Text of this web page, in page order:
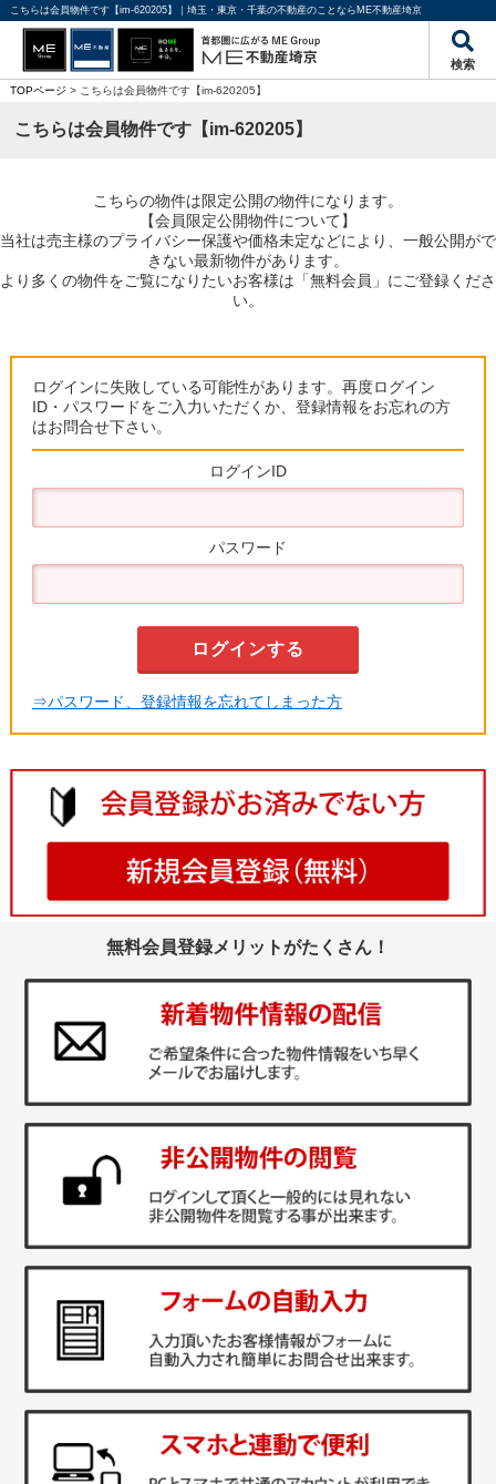
こちらは会員物件です【im-620205】｜埼玉・東京・千葉の不動産のことならME不動産埼京
検索
TOPページ > こちらは会員物件です【im-620205】
こちらは会員物件です【im-620205】
こちらの物件は限定公開の物件になります。
【会員限定公開物件について】
当社は売主様のプライバシー保護や価格未定などにより、一般公開がで
きない最新物件があります。
より多くの物件をご覧になりたいお客様は「無料会員」にご登録くださ
い。
ログインに失敗している可能性があります。再度ログイン
ID・パスワードをご入力いただくか、登録情報をお忘れの方
はお問合せ下さい。
ログインID
パスワード
⇒パスワード、登録情報を忘れてしまった方
無料会員登録メリットがたくさん！